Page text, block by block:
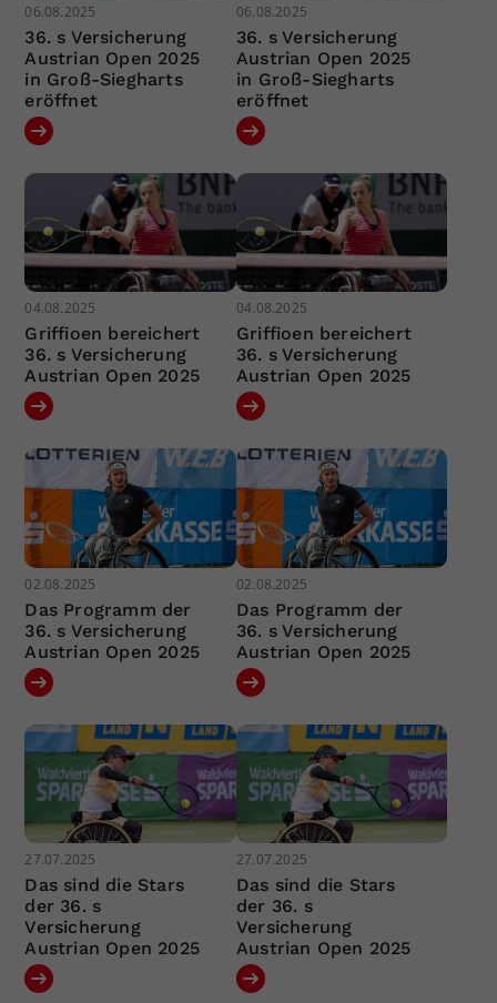
06.08.2025
36. s Versicherung
Austrian Open 2025
in Groß-Siegharts
eröffnet
06.08.2025
36. s Versicherung
Austrian Open 2025
in Groß-Siegharts
eröffnet
04.08.2025
Griffioen bereichert
36. s Versicherung
Austrian Open 2025
04.08.2025
Griffioen bereichert
36. s Versicherung
Austrian Open 2025
02.08.2025
Das Programm der
36. s Versicherung
Austrian Open 2025
02.08.2025
Das Programm der
36. s Versicherung
Austrian Open 2025
27.07.2025
Das sind die Stars
der 36. s
Versicherung
Austrian Open 2025
27.07.2025
Das sind die Stars
der 36. s
Versicherung
Austrian Open 2025